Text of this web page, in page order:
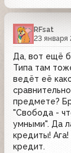
RFsat
23 января
Да, вот ещё
Типа там
ведёт её
предмете?
"Свобода -
умными". Да
кредиты!
кредит.